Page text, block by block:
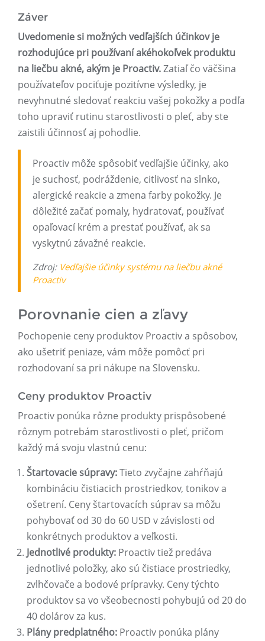
Záver
Uvedomenie si možných vedľajších účinkov je
rozhodujúce pri používaní akéhokoľvek produktu
na liečbu akné, akým je Proactiv.Zatiaľ čo väčšina
používateľov pociťuje pozitívne výsledky, je
nevyhnutné sledovať reakciu vašej pokožky a podľa
toho upraviť rutinu starostlivosti o pleť, aby ste
zaistili účinnosť aj pohodlie.
Proactiv môže spôsobiť vedľajšie účinky, ako
je suchosť, podráždenie, citlivosť na slnko,
alergické reakcie a zmena farby pokožky. Je
dôležité začať pomaly, hydratovať, používať
opaľovací krém a prestať používať, ak sa
vyskytnú závažné reakcie.
Zdroj: Vedľajšie účinky systému na liečbu akné
Proactiv
Porovnanie cien a zľavy
Pochopenie ceny produktov Proactiv a spôsobov,
ako ušetriť peniaze, vám môže pomôcť pri
rozhodovaní sa pri nákupe na Slovensku.
Ceny produktov Proactiv
Proactiv ponúka rôzne produkty prispôsobené
rôznym potrebám starostlivosti o pleť, pričom
každý má svoju vlastnú cenu:
Štartovacie súpravy:Tieto zvyčajne zahŕňajú
kombináciu čistiacich prostriedkov, tonikov a
ošetrení. Ceny štartovacích súprav sa môžu
pohybovať od 30 do 60 USD v závislosti od
konkrétnych produktov a veľkosti.
Jednotlivé produkty: Proactiv tiež predáva
jednotlivé položky, ako sú čistiace prostriedky,
zvlhčovače a bodové prípravky. Ceny týchto
produktov sa vo všeobecnosti pohybujú od 20 do
40 dolárov za kus.
Plány predplatného: Proactiv ponúka plány